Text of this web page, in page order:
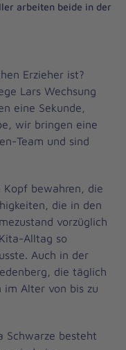
arbeiten beide in der
Erzieher ist?
Lars Wechsung
eine Sekunde,
wir bringen eine
Team und sind
bewahren, die
die in den
vorzüglich
Alltag so
Auch in der
die täglich
im Alter von bis zu
Schwarze besteht